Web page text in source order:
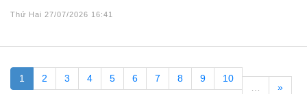
Thứ Hai 27/07/2026 16:41
1 2 3 4 5 6 7 8 9
10
…
»